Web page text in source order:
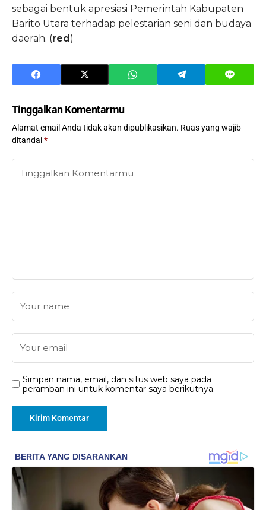
sebagai bentuk apresiasi Pemerintah Kabupaten
Barito Utara terhadap pelestarian seni dan budaya
daerah. (red)
Tinggalkan Komentarmu
Alamat email Anda tidak akan dipublikasikan. Ruas yang wajib
ditandai*
Simpan nama, email, dan situs web saya pada
peramban ini untuk komentar saya berikutnya.